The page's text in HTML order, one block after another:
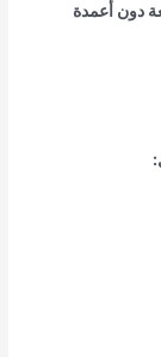
دون أعمدة